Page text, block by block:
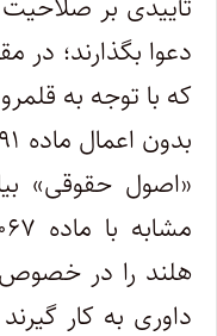
دعوا بگذارند؛ در
که با توجه به
«اصول حقوقی»
هلند را در
داوری به کار